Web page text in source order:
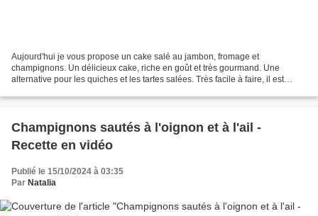
Aujourd'hui je vous propose un cake salé au jambon, fromage et
champignons. Un délicieux cake, riche en goût et très gourmand. Une
alternative pour les quiches et les tartes salées. Très facile à faire, il est
Champignons sautés à l'oignon et à l'ail -
Recette en vidéo
Publié le 15/10/2024 à 03:35
Par Natalia